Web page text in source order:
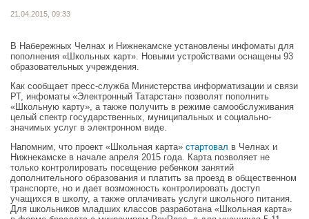
21.04.2015, 09:33
В Набережных Челнах и Нижнекамске установлены инфоматы для
пополнения «Школьных карт». Новыми устройствами оснащены 93
образовательных учреждения.
Как сообщает пресс-служба Министерства информатизации и связи
РТ, инфоматы «Электронный Татарстан» позволят пополнить
«Школьную карту», а также получить в режиме самообслуживания
целый спектр государственных, муниципальных и социально-
значимых услуг в электронном виде.
Напомним, что проект «Школьная карта» стартовал в Челнах и
Нижнекамске в начале апреля 2015 года. Карта позволяет не
только контролировать посещение ребенком занятий
дополнительного образования и платить за проезд в общественном
транспорте, но и дает возможность контролировать доступ
учащихся в школу, а также оплачивать услуги школьного питания.
Для школьников младших классов разработана «Школьная карта»